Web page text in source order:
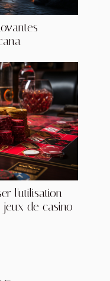
l'utilisation
de casino